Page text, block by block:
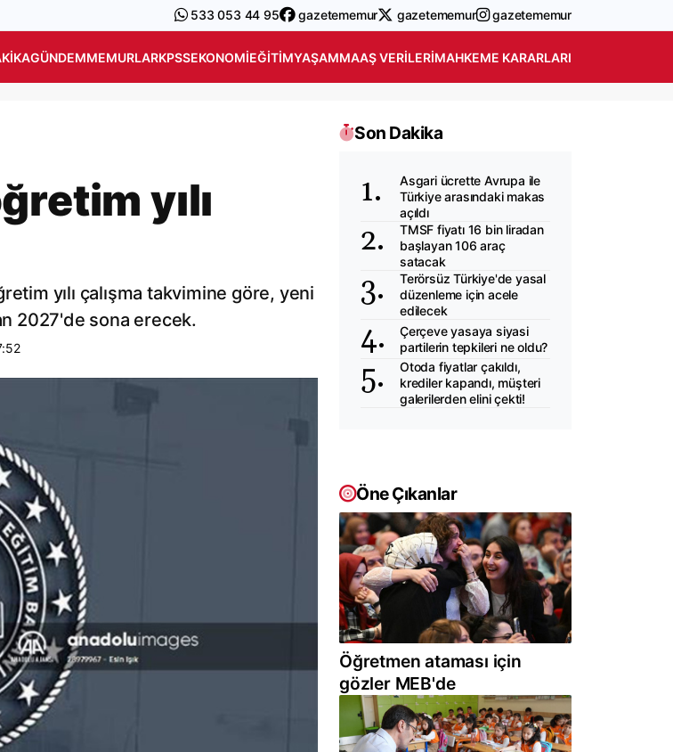
533 053 44 95 gazetememur gazetememur gazetememur
GÜNDEMMEMURLARKPSSEKONOMIEĞITIMYAŞAMMAAŞ VERILERIMAHKEME KARARLARI
yılı
yılı çalışma takvimine göre, yeni
2027'de sona erecek.
Son Dakika
Asgari ücrette Avrupa ile
Türkiye arasındaki makas
açıldı
TMSF fiyatı 16 bin liradan
başlayan 106 araç
satacak
Terörsüz Türkiye'de yasal
düzenleme için acele
edilecek
Çerçeve yasaya siyasi
partilerin tepkileri ne oldu?
Otoda fiyatlar çakıldı,
krediler kapandı, müşteri
galerilerden elini çekti!
Öne Çıkanlar
Öğretmen ataması için
gözler MEB'de